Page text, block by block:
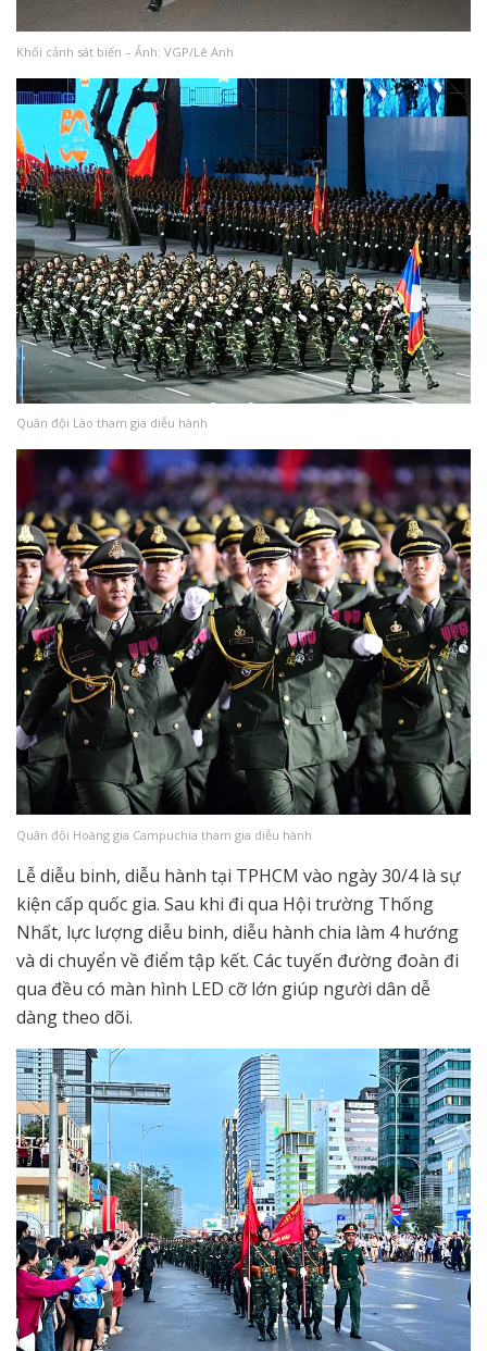
Khối cảnh sát biển – Ảnh: VGP/Lê Anh
Quân đội Lào tham gia diễu hành
Quân đội Hoàng gia Campuchia tham gia diễu hành
Lễ diễu binh, diễu hành tại TPHCM vào ngày 30/4 là sự
kiện cấp quốc gia. Sau khi đi qua Hội trường Thống
Nhất, lực lượng diễu binh, diễu hành chia làm 4 hướng
và di chuyển về điểm tập kết. Các tuyến đường đoàn đi
qua đều có màn hình LED cỡ lớn giúp người dân dễ
dàng theo dõi.